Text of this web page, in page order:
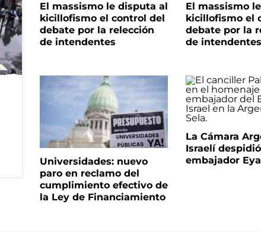
El massismo le disputa al
kicillofismo el control del
debate por la relección
de intendentes
El massismo
kicillofismo el
debate por la
de intendentes
Universidades: nuevo
paro en reclamo del
cumplimiento efectivo de
la Ley de Financiamiento
La Cámara
Israelí
embajador